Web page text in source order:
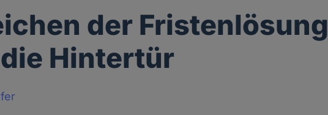
der Fristenlösung
Hintertür